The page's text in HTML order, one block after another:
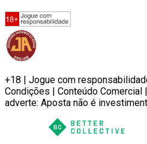
+18 | Jogue com
Condições | Conteúdo
adverte: Aposta não é